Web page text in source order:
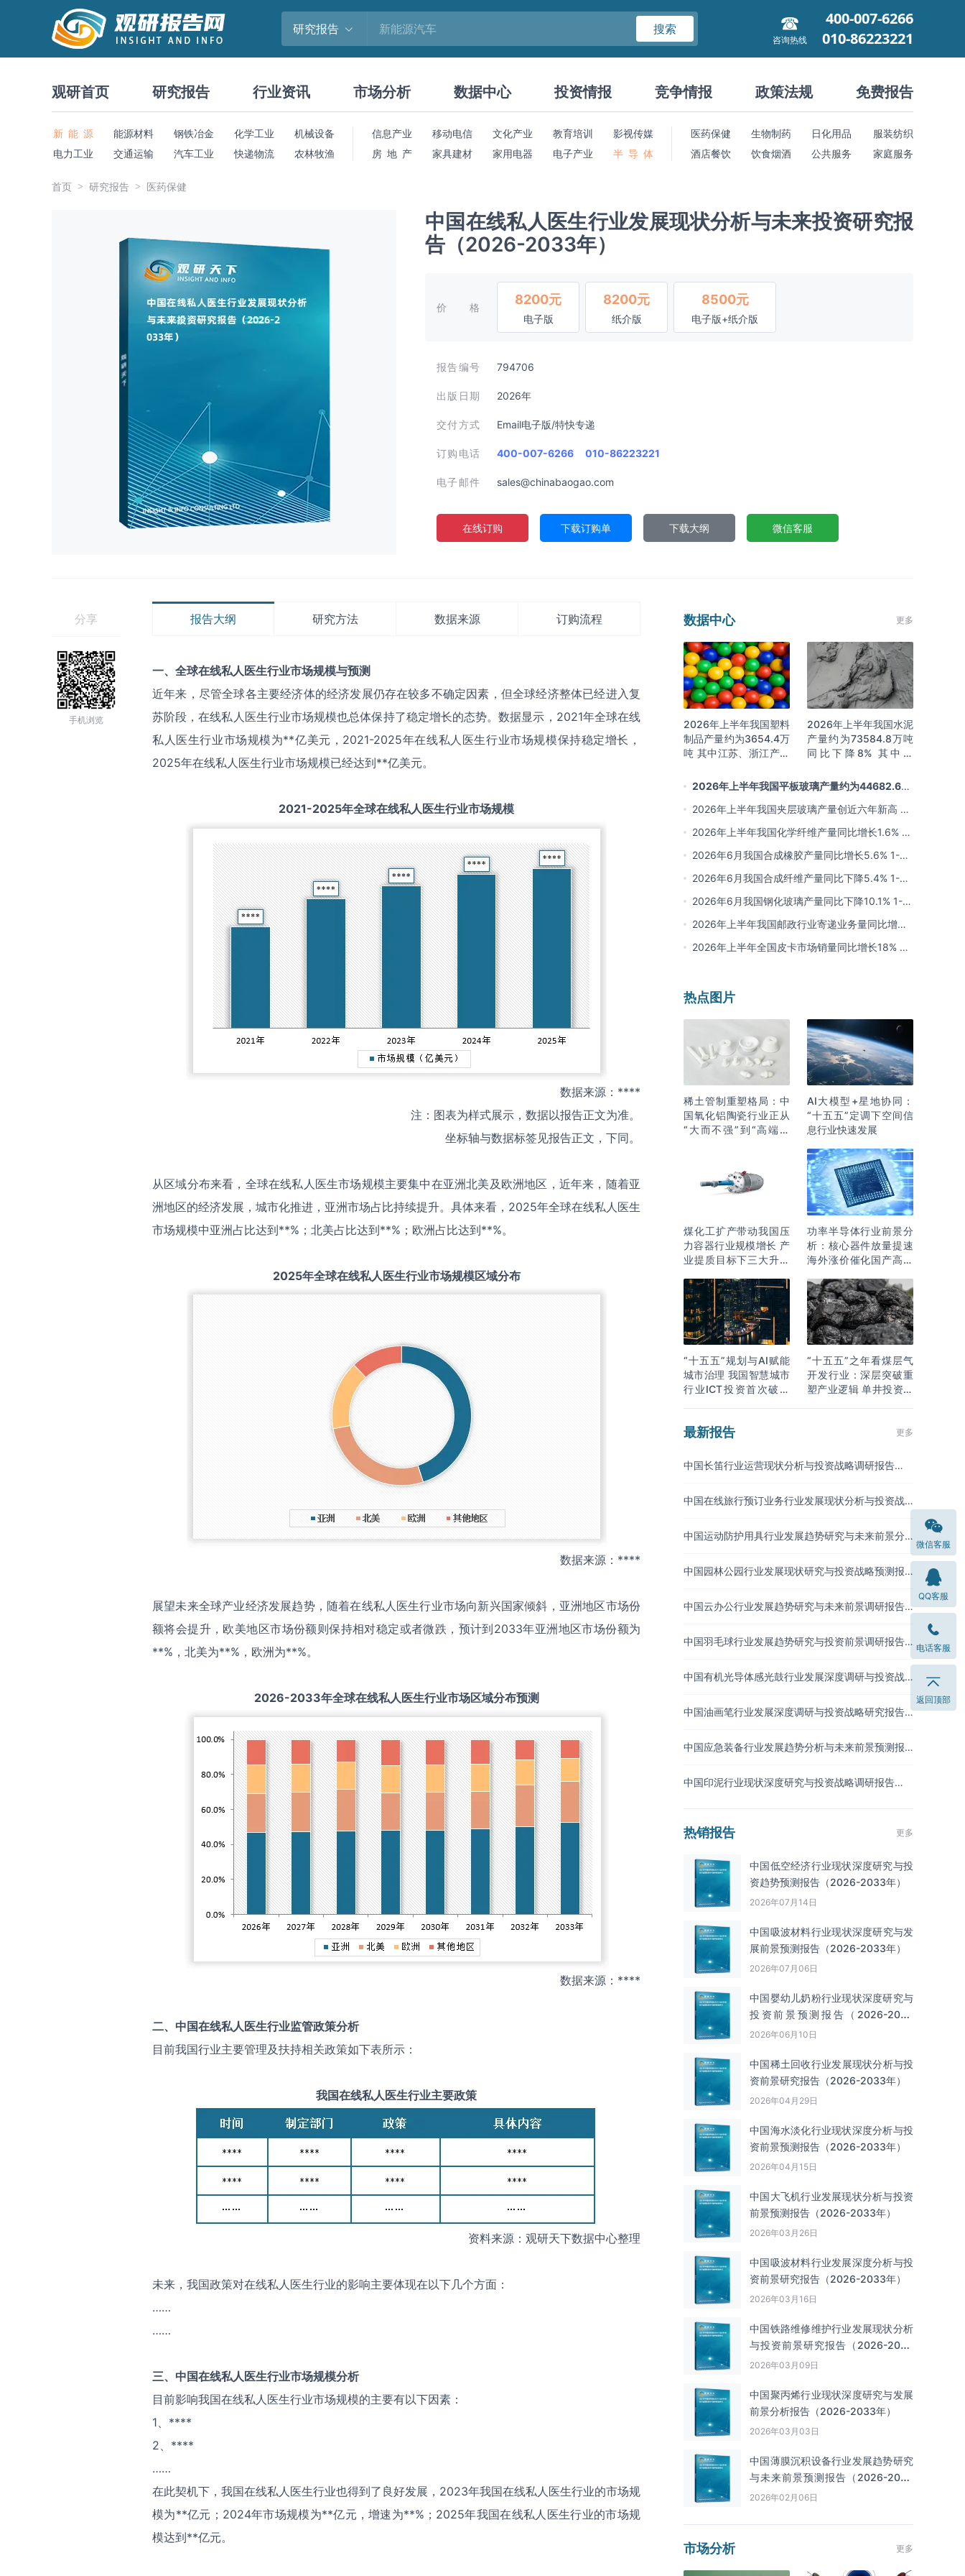
研究报告 搜索
咨询热线
400-007-6266
010-86223221
观研首页 研究报告 行业资讯 市场分析 数据中心 投资情报 竞争情报 政策法规 免费报告
新 能 源 能源材料 钢铁冶金 化学工业
机械设备
电力工业
交通运输 汽车工业 快递物流 农林牧渔
信息产业 移动电信 文化产业 教育培训
影视传媒
房 地 产
家具建材 家用电器 电子产业 半 导 体
医药保健 生物制药 日化用品
服装纺织
酒店餐饮
饮食烟酒 公共服务 家庭服务
首页 研究报告 医药保健
中国在线私人医生行业发展现状分析与未来投资研究报
告（2026-2033年）
价格
8200元
电子版
8200元
纸介版
8500元
电子版+纸介版
报告编号 794706
出版日期 2026年
交付方式 Email电子版/特快专递
订购电话 400-007-6266 010-86223221
电子邮件 sales@chinabaogao.com
在线订购 下载订购单 下载大纲 微信客服
分享
手机浏览
报告大纲 研究方法 数据来源 订购流程
一、全球在线私人医生行业市场规模与预测
近年来，尽管全球各主要经济体的经济发展仍存在较多不确定因素，但全球经济整体已经进入复
苏阶段，在线私人医生行业市场规模也总体保持了稳定增长的态势。数据显示，2021年全球在线
私人医生行业市场规模为**亿美元，2021-2025年在线私人医生行业市场规模保持稳定增长，
2025年在线私人医生行业市场规模已经达到**亿美元。
2021-2025年全球在线私人医生行业市场规模
数据来源：****
注：图表为样式展示，数据以报告正文为准。
坐标轴与数据标签见报告正文，下同。
从区域分布来看，全球在线私人医生市场规模主要集中在亚洲北美及欧洲地区，近年来，随着亚
洲地区的经济发展，城市化推进，亚洲市场占比持续提升。具体来看，2025年全球在线私人医生
市场规模中亚洲占比达到**%；北美占比达到**%；欧洲占比达到**%。
2025年全球在线私人医生行业市场规模区域分布
数据来源：****
展望未来全球产业经济发展趋势，随着在线私人医生行业市场向新兴国家倾斜，亚洲地区市场份
额将会提升，欧美地区市场份额则保持相对稳定或者微跌，预计到2033年亚洲地区市场份额为
**%，北美为**%，欧洲为**%。
2026-2033年全球在线私人医生行业市场区域分布预测
数据来源：****
二、中国在线私人医生行业监管政策分析
目前我国行业主要管理及扶持相关政策如下表所示：
我国在线私人医生行业主要政策
资料来源：观研天下数据中心整理
未来，我国政策对在线私人医生行业的影响主要体现在以下几个方面：
……
……
三、中国在线私人医生行业市场规模分析
目前影响我国在线私人医生行业市场规模的主要有以下因素：
1、****
2、****
……
在此契机下，我国在线私人医生行业也得到了良好发展，2023年我国在线私人医生行业的市场规
模为**亿元；2024年市场规模为**亿元，增速为**%；2025年我国在线私人医生行业的市场规
模达到**亿元。
数据中心 更多
2026年上半年我国塑料
制品产量约为3654.4万
吨 其中江苏、浙江产量
16.0%
2026年上半年我国水泥
产量约为73584.8万吨
同比下降8% 其中广
名前三
2026年上半年我国平板玻璃产量约为44682.6万
重量箱 同比下降5.7% 其中河北产量最多 占比16%
2026年上半年我国夹层玻璃产量创近六年新高 约
为7964.8万平方米 同比下降0.9%
2026年上半年我国化学纤维产量同比增长1.6% 其
中浙江、江苏产量分别占比42.03%、31.34%
2026年6月我国合成橡胶产量同比增长5.6% 1-6
月累计产量同比增长6.4%
2026年6月我国合成纤维产量同比下降5.4% 1-6
月累计产量为3815.7万吨 同比增长0.8%
2026年6月我国钢化玻璃产量同比下降10.1% 1-6
月累计产量同比下降8.4%
2026年上半年我国邮政行业寄递业务量同比增长
4.2% 业务收入同比增长6%
2026年上半年全国皮卡市场销量同比增长18% 出
热点图片
稀土管制重塑格局：中
国氧化铝陶瓷行业正从
“大而不强”到“高端突
AI大模型+星地协同：
“十五五”定调下空间信
息行业快速发展
煤化工扩产带动我国压
力容器行业规模增长 产
业提质目标下三大升级
功率半导体行业前景分
析：核心器件放量提速
海外涨价催化国产高端
“十五五”规划与AI赋能
城市治理 我国智慧城市
行业ICT投资首次破万
“十五五”之年看煤层气
开发行业：深层突破重
塑产业逻辑 单井投资成
最新报告 更多
中国长笛行业运营现状分析与投资战略调研报告
中国在线旅行预订业务行业发展现状分析与投资战
中国运动防护用具行业发展趋势研究与未来前景分
中国园林公园行业发展现状研究与投资战略预测报
中国云办公行业发展趋势研究与未来前景调研报告
中国羽毛球行业发展趋势研究与投资前景调研报告
中国有机光导体感光鼓行业发展深度调研与投资战
中国油画笔行业发展深度调研与投资战略研究报告
中国应急装备行业发展趋势分析与未来前景预测报
中国印泥行业现状深度研究与投资战略调研报告
热销报告 更多
中国低空经济行业现状深度研究与投
资趋势预测报告（2026-2033年）
2026年07月14日
中国吸波材料‌‌‌行业现状深度研究与发
展前景预测报告（2026-2033年）
2026年07月06日
中国婴幼儿奶粉行业现状深度研究与
投资前景预测报告（2026-2033
年）
2026年06月10日
中国‌‌稀土回收‌‌行业发展现状分析与投
资前景研究报告（2026-2033年）
2026年04月29日
中国海水淡化行业现状深度分析与投
资前景预测报告（2026-2033年）
2026年04月15日
中国大飞机行业发展现状分析与投资
前景预测报告（2026-2033年）
2026年03月26日
中国吸波材料行业发展深度分析与投
资前景研究报告（2026-2033年）
2026年03月16日
中国铁路维修维护行业发展现状分析
与投资前景研究报告（2026-2033
年）
2026年03月09日
中国聚丙烯行业现状深度研究与发展
前景分析报告（2026-2033年）
2026年03月03日
中国薄膜沉积设备行业发展趋势研究
与未来前景预测报告（2026-2033
年）
2026年02月06日
市场分析 更多
微信客服
QQ客服
电话客服
返回顶部